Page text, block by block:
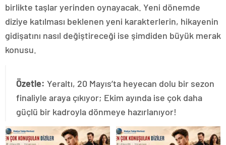
birlikte taşlar yerinden oynayacak. Yeni dönemde
diziye katılması beklenen yeni karakterlerin, hikayenin
gidişatını nasıl değiştireceği ise şimdiden büyük merak
konusu.
Özetle: Yeraltı, 20 Mayıs’ta heyecan dolu bir sezon
finaliyle araya çıkıyor; Ekim ayında ise çok daha
güçlü bir kadroyla dönmeye hazırlanıyor!